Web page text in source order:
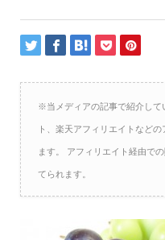
※当メディアの記事で紹介して
ト、楽天アフィリエイトなど
ます。 アフィリエイト経由で
てられます。